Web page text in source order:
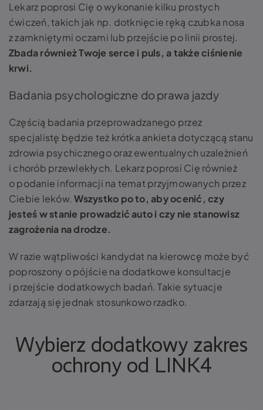
Lekarz poprosi Cię o wykonanie kilku prostych
ćwiczeń, takich jak np. dotknięcie ręką czubka nosa
z zamkniętymi oczami lub przejście po linii prostej.
Zbada również Twoje serce i puls, a także ciśnienie
krwi.
Badania psychologiczne do prawa jazdy
Częścią badania przeprowadzanego przez
specjalistę będzie też krótka ankieta dotyczącą stanu
zdrowia psychicznego oraz ewentualnych uzależnień
i chorób przewlekłych. Lekarz poprosi Cię również
o podanie informacji na temat przyjmowanych przez
Ciebie leków.Wszystko po to, aby ocenić, czy
jesteś w stanie prowadzić auto i czy nie stanowisz
zagrożenia na drodze.
W razie wątpliwości kandydat na kierowcę może być
poproszony o pójście na dodatkowe konsultacje
i przejście dodatkowych badań. Takie sytuacje
zdarzają się jednak stosunkowo rzadko.
Wybierz dodatkowy zakres
ochrony od LINK4